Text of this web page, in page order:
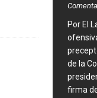
​Por El
de la
firma